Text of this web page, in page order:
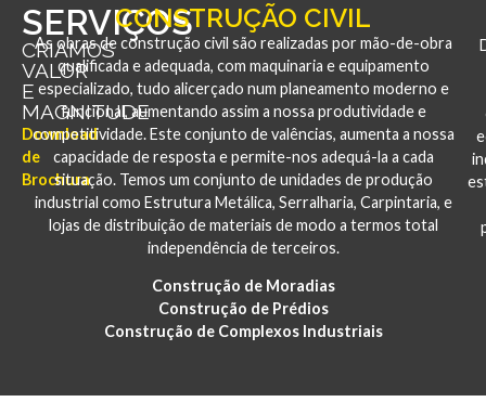
SERVIÇOS
CRIAMOS
VALOR
E
MAGNITUDE
Download
de
Brochura
CONSTRUÇÃO CIVIL
As obras de construção civil são realizadas por mão-de-obra
qualificada e adequada, com maquinaria e equipamento
especializado, tudo alicerçado num planeamento moderno e
funcional, aumentando assim a nossa produtividade e
competitividade. Este conjunto de valências, aumenta a nossa
capacidade de resposta e permite-nos adequá-la a cada
situação. Temos um conjunto de unidades de produção
industrial como Estrutura Metálica, Serralharia, Carpintaria, e
lojas de distribuição de materiais de modo a termos total
independência de terceiros.
Construção de Moradias
Construção de Prédios
Construção de Complexos Industriais